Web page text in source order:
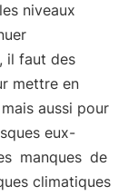
niveaux
il faut des
mettre en
mais aussi pour
eux-
manques de
climatiques